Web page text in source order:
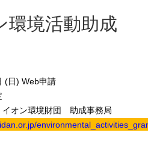
環境活動助成
(日) Web申請
オン環境財団 助成事務局